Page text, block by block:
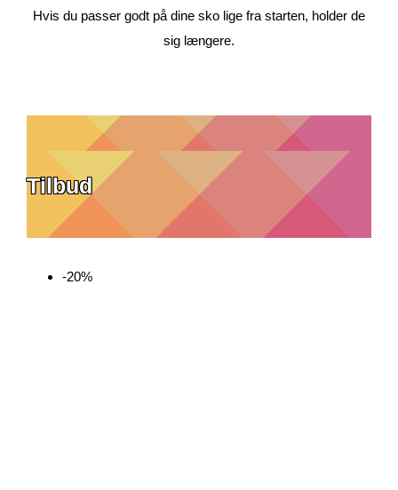
Hvis du passer godt på dine sko lige fra starten, holder de
sig længere.
Tilbud
-20%